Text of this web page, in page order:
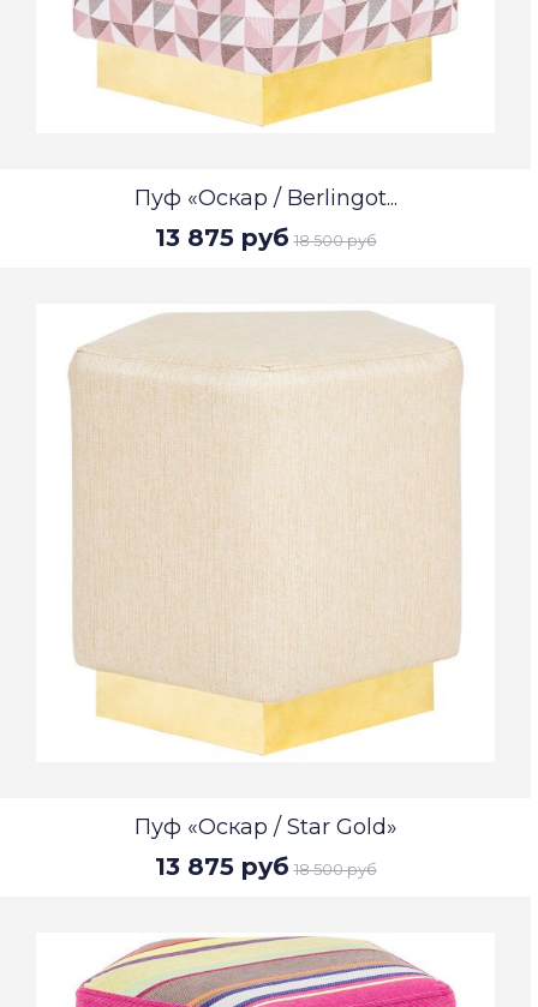
Пуф «Оскар / Berlingot...
13 875 руб 18 500 руб
Пуф «Оскар / Star Gold»
13 875 руб 18 500 руб